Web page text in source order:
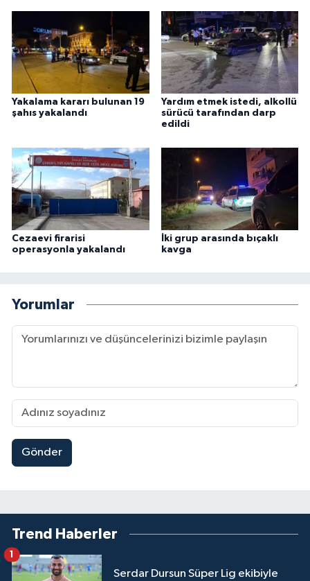
Yakalama kararı bulunan 19
şahıs yakalandı
Yardım etmek istedi, alkollü
sürücü tarafından darp
edildi
Cezaevi firarisi
operasyonla yakalandı
İki grup arasında bıçaklı
kavga
Yorumlar
Gönder
Trend Haberler
Serdar Dursun Süper Lig ekibiyle
1